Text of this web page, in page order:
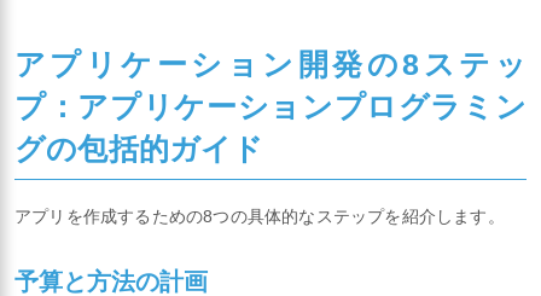
アプリケーション開発の8ステッ
プ：アプリケーションプログラミン
グの包括的ガイド
アプリを作成するための8つの具体的なステップを紹介します。
予算と方法の計画